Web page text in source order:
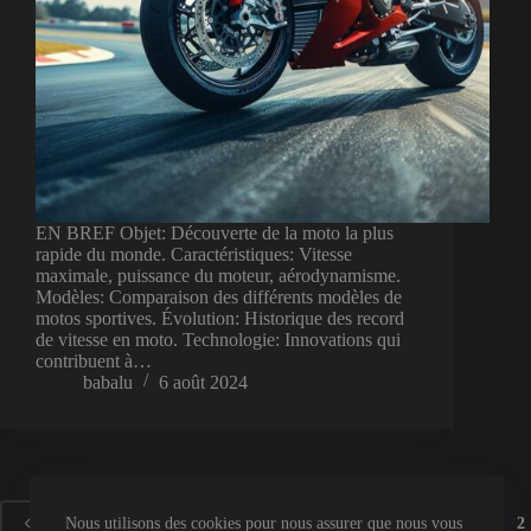
Nous utilisons des cookies pour nous assurer que nous vous
EN BREF Objet: Découverte de la moto la plus
rapide du monde. Caractéristiques: Vitesse
maximale, puissance du moteur, aérodynamisme.
Modèles: Comparaison des différents modèles de
motos sportives. Évolution: Historique des record
de vitesse en moto. Technologie: Innovations qui
contribuent à…
babalu
6 août 2024
PRÉCÉDENT 1 2